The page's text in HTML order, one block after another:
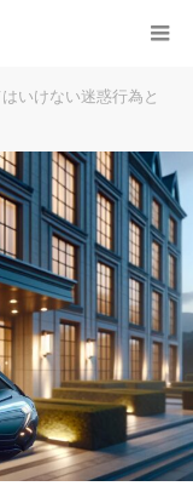
いけない迷惑行為と